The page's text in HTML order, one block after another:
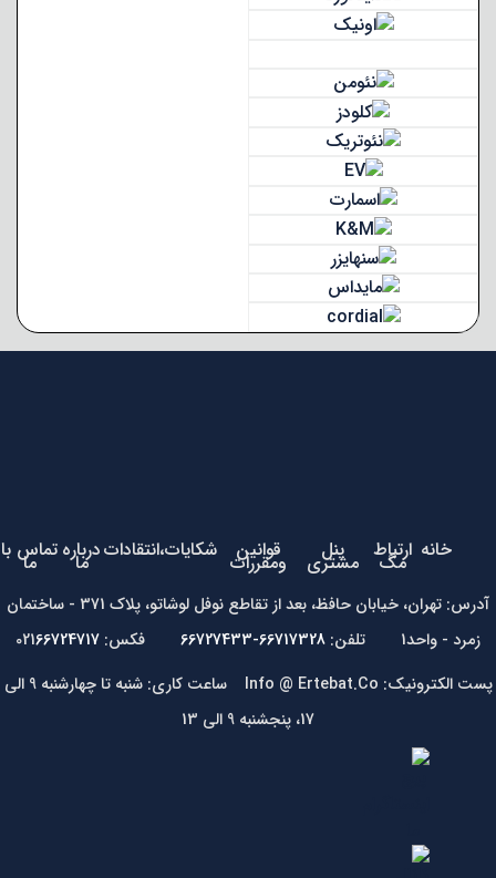
خانه ارتباط
مگ پنل
مشتری قوانین
ومقررات شکایات،انتقاداتدرباره
ما تماس با
ما
آدرس: تهران، خیابان حافظ، بعد از تقاطع نوفل لوشاتو، پلاک 371 - ساختمان
زمرد - واحد1 تلفن:
66717328-66727433 فکس: 021 66724717
پست الکترونیک: Info @ Ertebat.Co ساعت کاری: شنبه تا چهارشنبه 9 الی
17، پنجشنبه 9 الی 13